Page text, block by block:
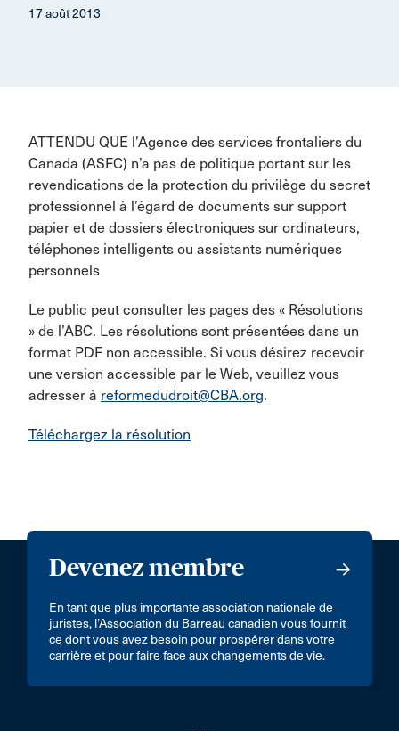
17 août 2013
ATTENDU QUE l’Agence des services frontaliers du
Canada (ASFC) n’a pas de politique portant sur les
revendications de la protection du privilège du secret
professionnel à l’égard de documents sur support
papier et de dossiers électroniques sur ordinateurs,
téléphones intelligents ou assistants numériques
personnels
Le public peut consulter les pages des « Résolutions
» de l’ABC. Les résolutions sont présentées dans un
format PDF non accessible. Si vous désirez recevoir
une version accessible par le Web, veuillez vous
adresser à reformedudroit@CBA.org.
Téléchargez la résolution
Devenez membre
En tant que plus importante association nationale de
juristes, l’Association du Barreau canadien vous fournit
ce dont vous avez besoin pour prospérer dans votre
carrière et pour faire face aux changements de vie.